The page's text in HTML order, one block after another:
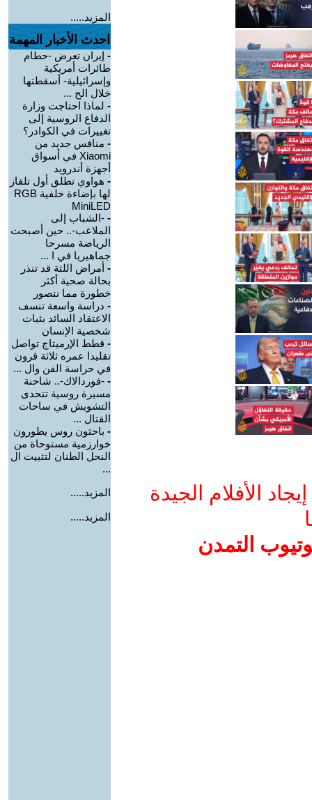
الأفلام الجيدة
التمدن
المزيد.....
احدث الأخبار المهمة
- إيران تعرض -حطام
طائرات أمريكية
وإسرائيلية- أسقطتها
خلال الح ...
- لماذا احتاجت وزارة
الدفاع الروسية إلى
تغييرات في الكوادر؟
- منافس جديد من
Xiaomi في أسواق
أجهزة أندرويد
- هواوي تطلق أول تلفاز
لها بإضاءة خلفية RGB
MiniLED
- -الشباب إلى
الملاعب-.. حين أصبحت
الرياضة مسرحا
جماهيريا في ا ...
- أمراض اللثة قد تنذر
بحالة صحية أكثر
خطورة مما نتصور
- دراسة واسعة تنسف
الاعتقاد السائد بثبات
شخصية الإنسان
- قطط الإرميتاج تواصل
تقليدا عمره ثلاثة قرون
في حراسة الفن وال ...
- -فوردالاك-.. شاحنة
مسيرة روسية تتحدى
التشويش في ساحات
القتال ...
- باحثون روس يطورون
خوارزمية مستوحاة من
النحل الطنان لتثبيت ال
...
المزيد.....
المزيد.....